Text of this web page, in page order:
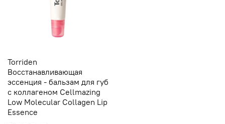
Torriden
Восстанавливающая
эссенция - бальзам для губ
с коллагеном Cellmazing
Low Molecular Collagen Lip
Essence